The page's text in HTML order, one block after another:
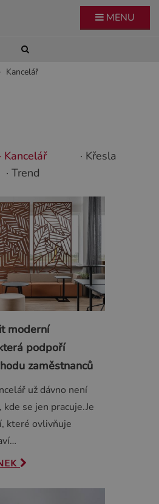
MENU
Kancelář
· Kancelář
· Křesla
· Trend
moderní
podpoří
zaměstnanců
už dávno není
se jen pracuje.Je
které ovlivňuje